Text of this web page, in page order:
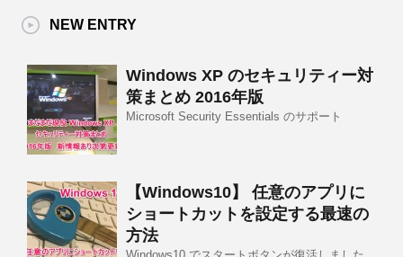
NEW ENTRY
Windows XP のセキュリティー対
策まとめ 2016年版
Microsoft Security Essentials のサポート
【Windows10】 任意のアプリに
ショートカットを設定する最速の
方法